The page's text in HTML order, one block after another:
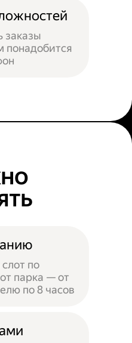
заказы
понадобится
по
парка — от
по 8 часов